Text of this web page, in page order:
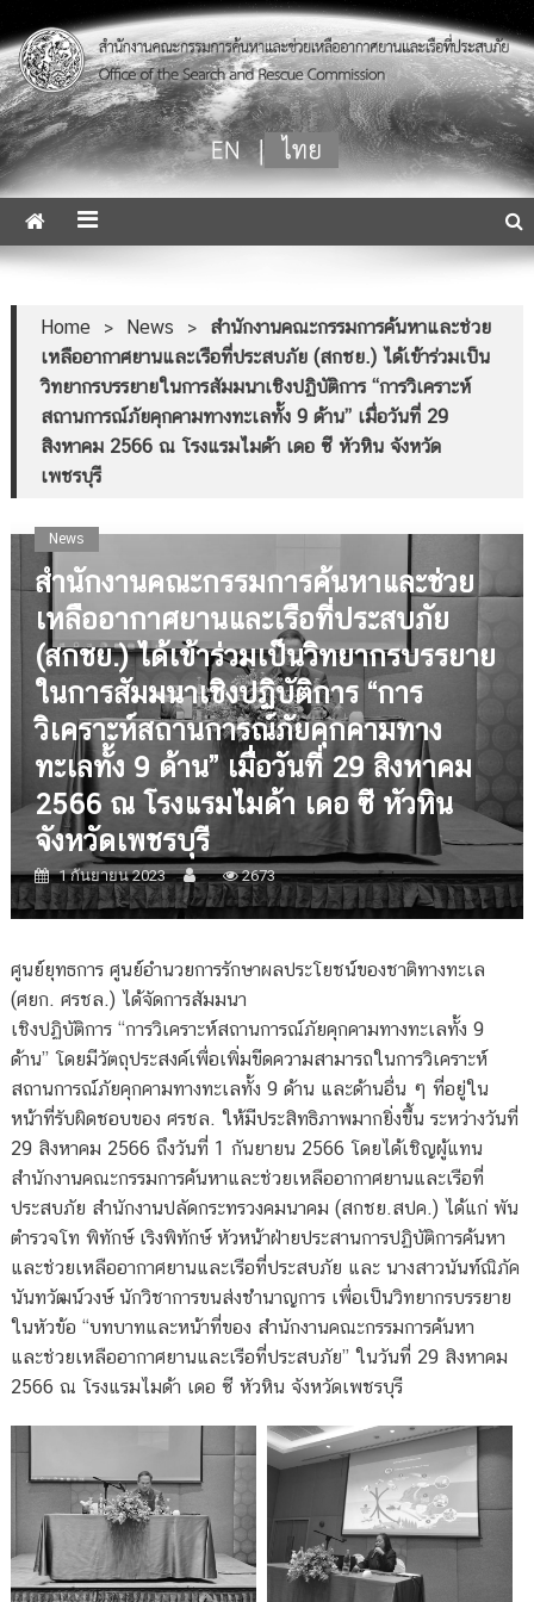
SAR Mission Coordinator
Home > News >
สำนักงานคณะกรรมการค้นหาและช่วย
เหลืออากาศยานและเรือที่ประสบภัย (สกชย.) ได้เข้าร่วมเป็น
วิทยากรบรรยายในการสัมมนาเชิงปฏิบัติการ “การวิเคราะห์
สถานการณ์ภัยคุกคามทางทะเลทั้ง 9 ด้าน” เมื่อวันที่ 29
สิงหาคม 2566 ณ โรงแรมไมด้า เดอ ซี หัวหิน จังหวัด
เพชรบุรี
News
สำนักงานคณะกรรมการค้นหาและช่วย
เหลืออากาศยานและเรือที่ประสบภัย
(สกชย.) ได้เข้าร่วมเป็นวิทยากรบรรยาย
ในการสัมมนาเชิงปฏิบัติการ “การ
วิเคราะห์สถานการณ์ภัยคุกคามทาง
ทะเลทั้ง 9 ด้าน” เมื่อวันที่ 29 สิงหาคม
2566 ณ โรงแรมไมด้า เดอ ซี หัวหิน
จังหวัดเพชรบุรี
1 กันยายน 2023 2673
ศูนย์ยุทธการ ศูนย์อำนวยการรักษาผลประโยชน์ของชาติทางทะเล
(ศยก. ศรชล.) ได้จัดการสัมมนา
เชิงปฏิบัติการ “การวิเคราะห์สถานการณ์ภัยคุกคามทางทะเลทั้ง 9
ด้าน” โดยมีวัตถุประสงค์เพื่อเพิ่มขีดความสามารถในการวิเคราะห์
สถานการณ์ภัยคุกคามทางทะเลทั้ง 9 ด้าน และด้านอื่น ๆ ที่อยู่ใน
หน้าที่รับผิดชอบของ ศรชล. ให้มีประสิทธิภาพมากยิ่งขึ้น ระหว่างวันที่
29 สิงหาคม 2566 ถึงวันที่ 1 กันยายน 2566 โดยได้เชิญผู้แทน
สำนักงานคณะกรรมการค้นหาและช่วยเหลืออากาศยานและเรือที่
ประสบภัย สำนักงานปลัดกระทรวงคมนาคม (สกชย.สปค.) ได้แก่ พัน
ตำรวจโท พิทักษ์ เริงพิทักษ์ หัวหน้าฝ่ายประสานการปฏิบัติการค้นหา
และช่วยเหลืออากาศยานและเรือที่ประสบภัย และ นางสาวนันท์ณิภัค
นันทวัฒน์วงษ์ นักวิชาการขนส่งชำนาญการ เพื่อเป็นวิทยากรบรรยาย
ในหัวข้อ “บทบาทและหน้าที่ของ สำนักงานคณะกรรมการค้นหา
และช่วยเหลืออากาศยานและเรือที่ประสบภัย” ในวันที่ 29 สิงหาคม
2566 ณ โรงแรมไมด้า เดอ ซี หัวหิน จังหวัดเพชรบุรี